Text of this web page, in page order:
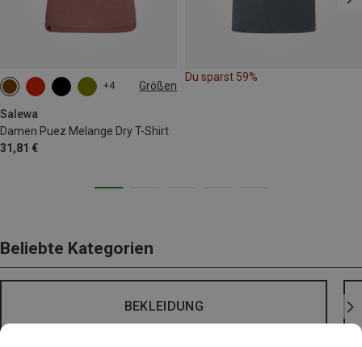
+4 Größen
Salewa
Damen Puez Melange Dry T-Shirt
31,81 €
XS S M
XXL
Du sparst 59%
Beliebte Kategorien
BEKLEIDUNG